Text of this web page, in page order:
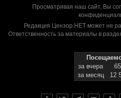
Просматривая наш сайт, Вы
Редакция Цензор.НЕТ может не
Ответственность за материалы в
за вчера
за месяц
12